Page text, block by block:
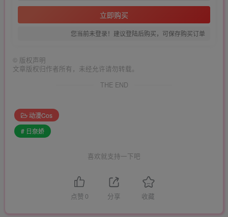
立即购买
您当前未登录！建议登陆后购买，可保存购买订单
© 版权声明
文章版权归作者所有，未经允许请勿转载。
THE END
动漫Cos
# 日奈娇
喜欢就支持一下吧
点赞 0 分享 收藏